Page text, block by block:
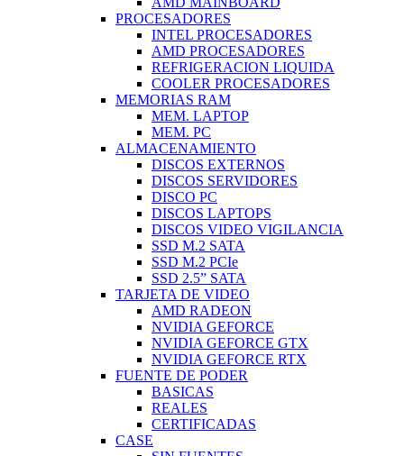
PROCESADORES
INTEL PROCESADORES
AMD PROCESADORES
REFRIGERACION LIQUIDA
COOLER PROCESADORES
MEMORIAS RAM
MEM. LAPTOP
MEM. PC
ALMACENAMIENTO
DISCOS EXTERNOS
DISCOS SERVIDORES
DISCO PC
DISCOS LAPTOPS
DISCOS VIDEO VIGILANCIA
SSD M.2 SATA
SSD M.2 PCIe
SSD 2.5” SATA
TARJETA DE VIDEO
AMD RADEON
NVIDIA GEFORCE
NVIDIA GEFORCE GTX
NVIDIA GEFORCE RTX
FUENTE DE PODER
BASICAS
REALES
CERTIFICADAS
CASE